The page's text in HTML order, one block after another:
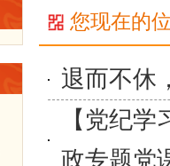
您现在的
退而不休
【党纪
政专题党